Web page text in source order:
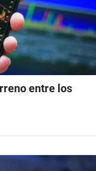
entre los